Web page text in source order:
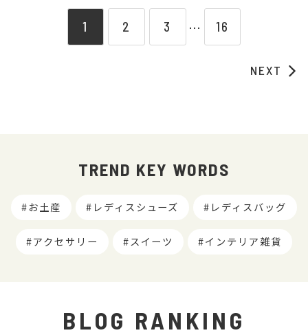
1 2 3 ⋯ 16
NEXT
TREND KEY WORDS
お土産 レディスシューズ レディスバッグ
アクセサリー スイーツ インテリア雑貨
BLOG RANKING